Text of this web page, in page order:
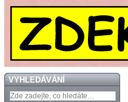
VYHLEDÁVÁNÍ